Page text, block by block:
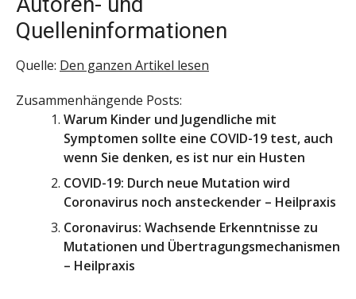
Quelleninformationen
Quelle: Den ganzen Artikel lesen
Zusammenhängende Posts:
Warum Kinder und Jugendliche mit
Symptomen sollte eine COVID-19 test, auch
wenn Sie denken, es ist nur ein Husten
COVID-19: Durch neue Mutation wird
Coronavirus noch ansteckender – Heilpraxis
Coronavirus: Wachsende Erkenntnisse zu
Mutationen und Übertragungsmechanismen
– Heilpraxis